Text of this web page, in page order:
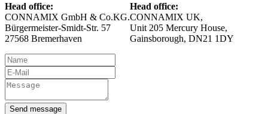
Head office:
CONNAMIX GmbH & Co.KG.
Bürgermeister-Smidt-Str. 57
27568 Bremerhaven
Head office:
CONNAMIX UK,
Unit 205 Mercury House,
Gainsborough, DN21 1DY
Send message